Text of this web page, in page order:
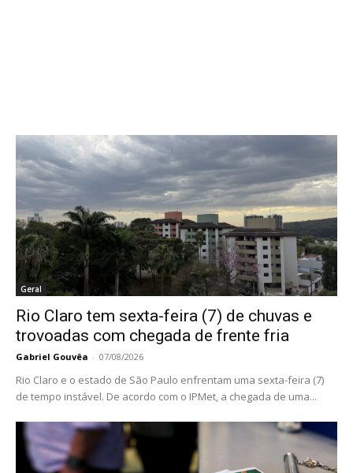
Geral
Rio Claro tem sexta-feira (7) de chuvas e
trovoadas com chegada de frente fria
Gabriel Gouvêa - 07/08/2026
Rio Claro e o estado de São Paulo enfrentam uma sexta-feira (7)
de tempo instável. De acordo com o IPMet, a chegada de uma...